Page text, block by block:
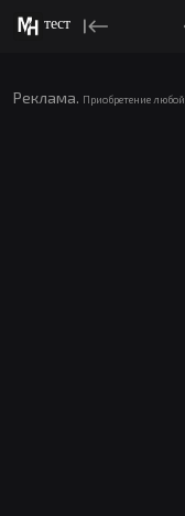
тест
Реклама. Приобретение любой